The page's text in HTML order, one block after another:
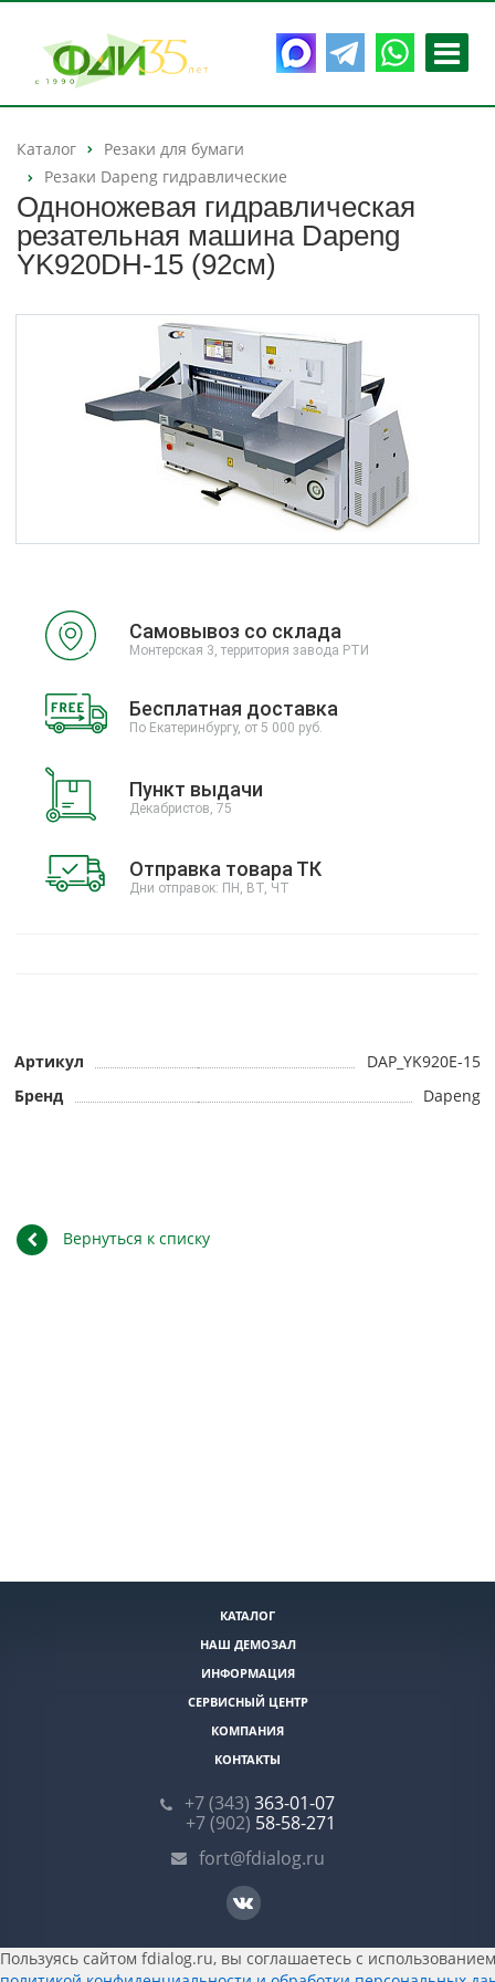
Каталог
Резаки для бумаги
Резаки Dapeng гидравлические
Одноножевая гидравлическая
резательная машина Dapeng
YK920DH-15 (92см)
Самовывоз со склада
Монтерская 3, территория завода РТИ
Бесплатная доставка
По Екатеринбургу, от 5 000 руб.
Пункт выдачи
Декабристов, 75
Отправка товара ТК
Дни отправок: ПН, ВТ, ЧТ
Артикул
DAP_YK920E-15
Бренд
Dapeng
Вернуться к списку
КАТАЛОГ
НАШ ДЕМОЗАЛ
ИНФОРМАЦИЯ
СЕРВИСНЫЙ ЦЕНТР
КОМПАНИЯ
КОНТАКТЫ
+7 (343) 363-01-07
+7 (902) 58-58-271
fort@fdialog.ru
Пользуясь сайтом fdialog.ru, вы соглашаетесь с